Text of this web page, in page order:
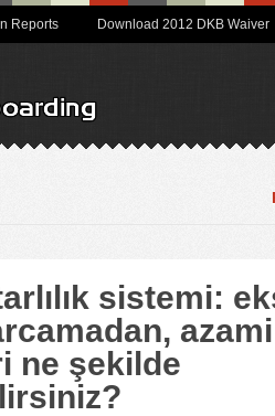
Reports Download 2012 DKB Waiver
sistemi:
azami
ne şekilde